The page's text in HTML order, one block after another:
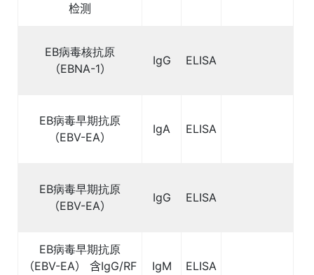
检测
EB病毒核抗原
（EBNA-1）
IgG ELISA
EB病毒早期抗原
（EBV-EA）
IgA ELISA
EB病毒早期抗原
（EBV-EA）
IgG ELISA
EB病毒早期抗原
（EBV-EA） 含IgG/RF
IgM ELISA